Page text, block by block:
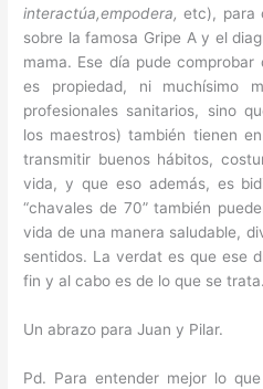
interactúa,empodera, etc), para
sobre la famosa Gripe A y el
mama. Ese día pude comprobar
es propiedad, ni muchísimo
profesionales sanitarios, sino
los maestros) también tienen
transmitir buenos hábitos,
vida, y que eso además, es
“chavales de 70” también
vida de una manera saludable,
sentidos. La verdat es que ese
fin y al cabo es de lo que se trata.
Un abrazo para Juan y Pilar.
Pd. Para entender mejor lo